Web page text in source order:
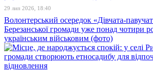
29 лип 2026, 18:40
Волонтерський осередок «Дівчата-
Березанської громади уже понад чотири
українським військовим (фото)